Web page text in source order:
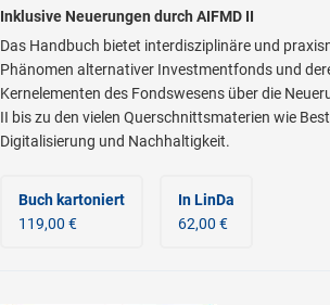
Inklusive Neuerungen durch AIFMD II
Das Handbuch bietet interdisziplinäre und
Phänomen alternativer Investmentfonds und
Kernelementen des Fondswesens über die
II bis zu den vielen Querschnittsmaterien wie
Digitalisierung und Nachhaltigkeit.
Buch kartoniert
119,00 €
In LinDa
62,00 €